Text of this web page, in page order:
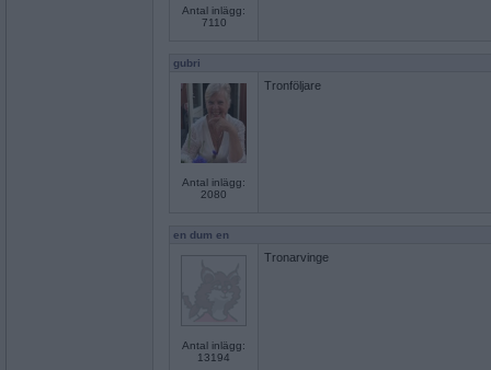
Antal inlägg:
7110
gubri
Antal inlägg:
2080
Tronföljare
en dum en
Antal inlägg:
13194
Tronarvinge